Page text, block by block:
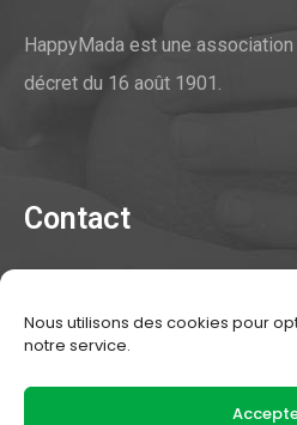
Nous utilisons des cookies pour
notre service.
HappyMada est une
décret du 16 août 1901.
Contact
Mentions légales